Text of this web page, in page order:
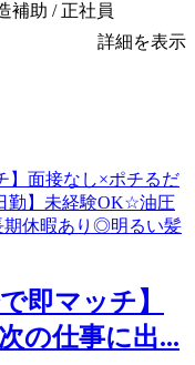
補助 / 正社員
詳細を表示
即マッチ】
の仕事に出...